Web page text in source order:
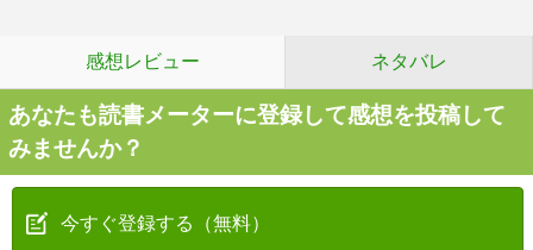
感想レビュー ネタバレ
あなたも読書メーターに登録して感想を投稿して
みませんか？
今すぐ登録する（無料）